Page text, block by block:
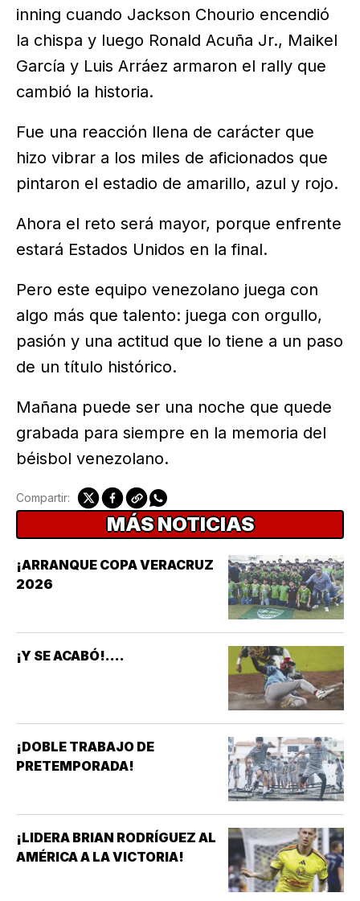
inning cuando Jackson Chourio encendió
la chispa y luego Ronald Acuña Jr., Maikel
García y Luis Arráez armaron el rally que
cambió la historia.
Fue una reacción llena de carácter que
hizo vibrar a los miles de aficionados que
pintaron el estadio de amarillo, azul y rojo.
Ahora el reto será mayor, porque enfrente
estará Estados Unidos en la final.
Pero este equipo venezolano juega con
algo más que talento: juega con orgullo,
pasión y una actitud que lo tiene a un paso
de un título histórico.
Mañana puede ser una noche que quede
grabada para siempre en la memoria del
béisbol venezolano.
Compartir:
MÁS NOTICIAS
¡ARRANQUE COPA VERACRUZ
2026
¡Y SE ACABÓ!....
¡DOBLE TRABAJO DE
PRETEMPORADA!
¡LIDERA BRIAN RODRÍGUEZ AL
AMÉRICA A LA VICTORIA!